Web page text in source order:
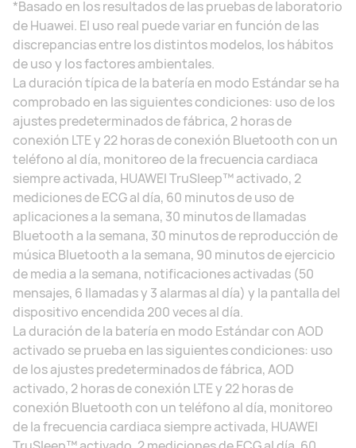
*Basado en los resultados de las pruebas de laboratorio
de Huawei. El uso real puede variar en función de las
discrepancias entre los distintos modelos, los hábitos
de uso y los factores ambientales.
La duración típica de la batería en modo Estándar se ha
comprobado en las siguientes condiciones: uso de los
ajustes predeterminados de fábrica, 2 horas de
conexión LTE y 22 horas de conexión Bluetooth con un
teléfono al día, monitoreo de la frecuencia cardiaca
siempre activada, HUAWEI TruSleep™ activado, 2
mediciones de ECG al día, 60 minutos de uso de
aplicaciones a la semana, 30 minutos de llamadas
Bluetooth a la semana, 30 minutos de reproducción de
música Bluetooth a la semana, 90 minutos de ejercicio
de media a la semana, notificaciones activadas (50
mensajes, 6 llamadas y 3 alarmas al día) y la pantalla del
dispositivo encendida 200 veces al día.
La duración de la batería en modo Estándar con AOD
activado se prueba en las siguientes condiciones: uso
de los ajustes predeterminados de fábrica, AOD
activado, 2 horas de conexión LTE y 22 horas de
conexión Bluetooth con un teléfono al día, monitoreo
de la frecuencia cardiaca siempre activada, HUAWEI